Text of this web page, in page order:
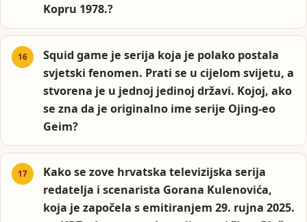
Kopru 1978.?
Squid game je serija koja je polako postala
svjetski fenomen. Prati se u cijelom svijetu, a
stvorena je u jednoj jedinoj državi. Kojoj, ako
se zna da je originalno ime serije Ojing-eo
Geim?
Kako se zove hrvatska televizijska serija
redatelja i scenarista Gorana Kulenovića,
koja je započela s emitiranjem 29. rujna 2025.